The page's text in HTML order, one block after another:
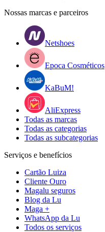
Nossas marcas e parceiros
Netshoes
Epoca Cosméticos
KaBuM!
AliExpress
Todas as marcas
Todas as categorias
Todas as subcategorias
Serviços e benefícios
Cartão Luiza
Cliente Ouro
Magalu seguros
Blog da Lu
Maga +
WhatsApp da Lu
Todos os serviços